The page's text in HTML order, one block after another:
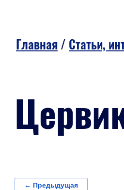
Главная / Статьи,
← Предыдущая